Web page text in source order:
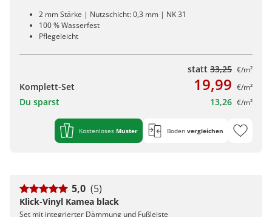
2 mm Stärke | Nutzschicht: 0,3 mm | NK 31
100 % Wasserfest
Pflegeleicht
statt 33,25 €/m²
Komplett-Set 19,99 €/m²
Du sparst 13,26 €/m²
Kostenloses Muster Boden vergleichen
5,0 (5)
Klick-Vinyl Kamea black
Set mit integrierter Dämmung und Fußleiste